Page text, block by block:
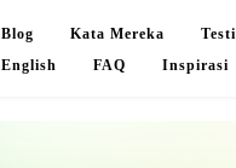
Blog Kata Mereka
English FAQ Inspirasi